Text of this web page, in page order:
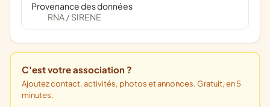
Provenance des données
RNA / SIRENE
C'est votre association ?
Ajoutez contact, activités, photos et annonces. Gratuit, en 5
minutes.